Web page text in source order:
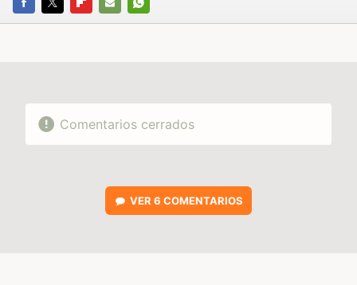
FACEBOOK
TWITTERFLIPBOARD
E-
WHATSAPP
Comentarios cerrados
VER 6 COMENTARIOS